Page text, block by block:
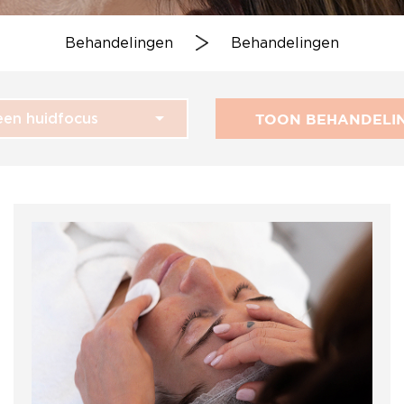
Behandelingen Behandelingen
TOON